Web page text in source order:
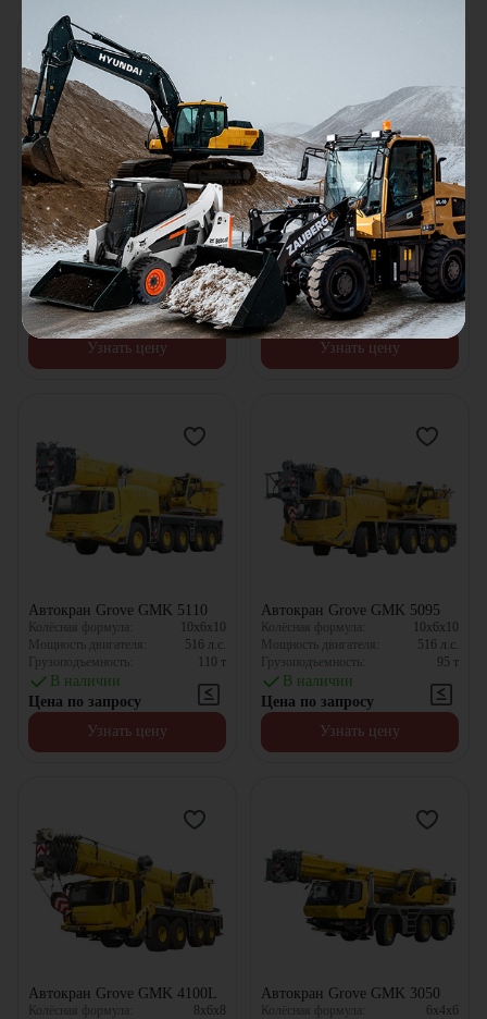
Автокран Grove GMK 5220
Колёсная формула:
10x6x10
Мощность двигателя:
570л.с.
Грузоподъемность:
220т
В наличии
Цена по запросу
Узнать цену
Автокран Grove GMK 5130
Колёсная формула:
10x6x10
Мощность двигателя:
510 л.с.
Грузоподъемность:
130т
В наличии
Цена по запросу
Узнать цену
Автокран Grove GMK 5110
Колёсная формула:
10x6x10
Мощность двигателя:
516 л.с.
Грузоподъемность:
110 т
В наличии
Цена по запросу
Узнать цену
Автокран Grove GMK 5095
Колёсная формула:
10x6x10
Мощность двигателя:
516 л.с.
Грузоподъемность:
95 т
В наличии
Цена по запросу
Узнать цену
Автокран Grove GMK 4100L
Колёсная формула:
8x6x8
Автокран Grove GMK 3050
Колёсная формула:
6x4x6